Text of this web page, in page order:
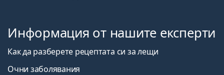
Информация от нашите експерти
Как да разберете рецептата си за лещи
Очни заболявания